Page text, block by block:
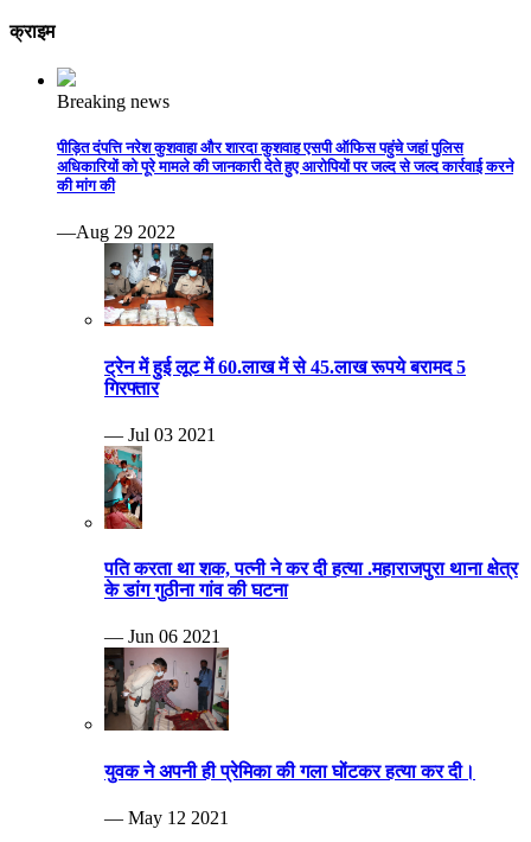
क्राइम
Breaking news
पीड़ित दंपत्ति नरेश कुशवाहा और शारदा कुशवाह एसपी ऑफिस पहुंचे जहां पुलिस
अधिकारियों को पूरे मामले की जानकारी देते हुए आरोपियों पर जल्द से जल्द कार्रवाई करने
की मांग की
—Aug 29 2022
ट्रेन में हुई लूट में 60.लाख में से 45.लाख रूपये बरामद 5
गिरफ्तार
— Jul 03 2021
पति करता था शक, पत्नी ने कर दी हत्या .महाराजपुरा थाना क्षेत्र
के डांग गुठीना गांव की घटना
— Jun 06 2021
युवक ने अपनी ही प्रेमिका की गला घोंटकर हत्या कर दी।
— May 12 2021